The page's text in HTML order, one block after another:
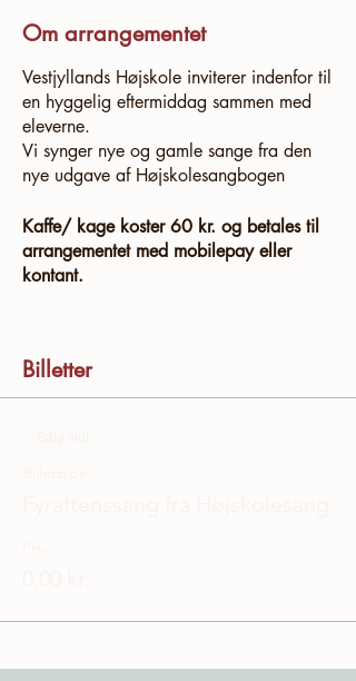
Om arrangementet
Vestjyllands Højskole inviterer indenfor til
en hyggelig eftermiddag sammen med
eleverne.
Vi synger nye og gamle sange fra den
nye udgave af Højskolesangbogen
Kaffe/ kage koster 60 kr. og betales til
arrangementet med mobilepay eller
kontant.
Billetter